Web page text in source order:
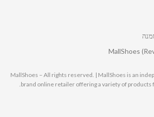
© 2025 MallShoes – All rights reserved. | MallShoes is an
brand online retailer offering a variety of products